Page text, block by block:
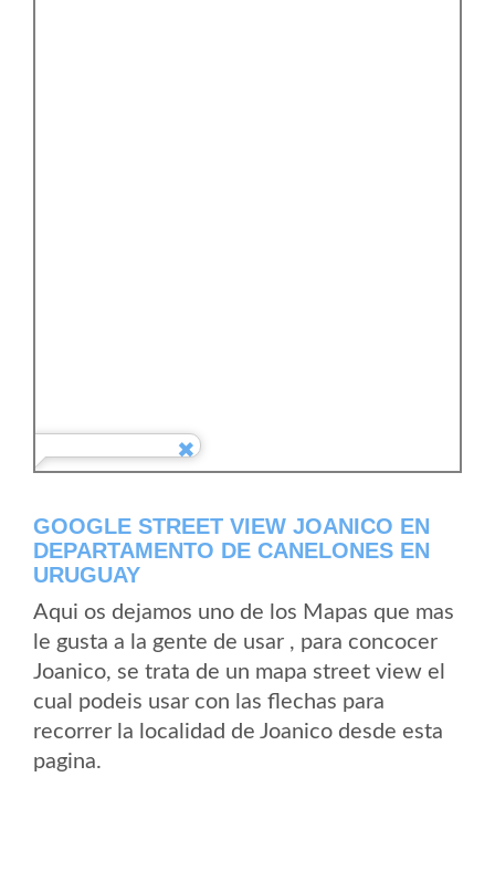
GOOGLE STREET VIEW JOANICO EN
DEPARTAMENTO DE CANELONES EN
URUGUAY
Aqui os dejamos uno de los Mapas que mas
le gusta a la gente de usar , para concocer
Joanico, se trata de un mapa street view el
cual podeis usar con las flechas para
recorrer la localidad de Joanico desde esta
pagina.